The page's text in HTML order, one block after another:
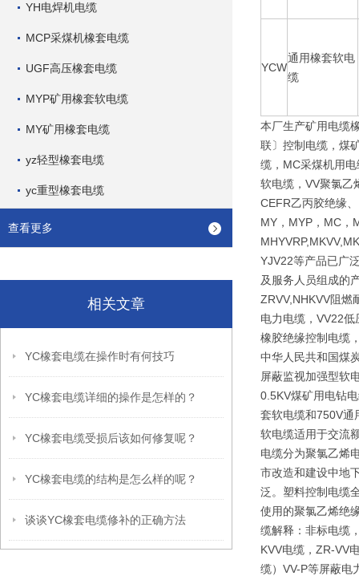
YH电焊机电缆
MCP采煤机橡套电缆
UGF高压橡套电缆
MYP矿用橡套软电缆
MY矿用橡套电缆
yz轻型橡套电缆
yc重型橡套电缆
查看更多
相关文章
YC橡套电缆在操作时有何技巧
YC橡套电缆详细的操作是怎样的？
YC橡套电缆受损后该如何修复呢？
YC橡套电缆的结构是怎么样的呢？
谈谈YC橡套电缆修补的正确方法
YCW
通用橡套软电
缆
本厂生产矿用电缆
联〕控制电缆，煤
缆，MC采煤机用
软电缆，VV聚氯乙
CEFR乙丙胶绝缘
MY，MYP，MC，
YJV22等产品已广
及服务人员组成的
ZRVV,NHKVV阻燃
电力电缆，VV22
橡胶绝缘控制电缆
中华人民共和国煤
屏蔽监视加强型软
0.5KV煤矿用电钻
套软电缆和750V通
软电缆适用于交流
电缆分为聚氯乙烯
市改造和建设中地
泛。塑料控制电缆
使用的聚氯乙烯绝
缆解释：非标电缆
KVV电缆，ZR-VV
缆）VV-P等屏蔽电